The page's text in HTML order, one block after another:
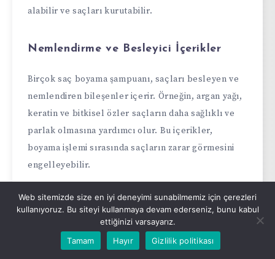
alabilir ve saçları kurutabilir.
Nemlendirme ve Besleyici İçerikler
Birçok saç boyama şampuanı, saçları besleyen ve
nemlendiren bileşenler içerir. Örneğin, argan yağı,
keratin ve bitkisel özler saçların daha sağlıklı ve
parlak olmasına yardımcı olur. Bu içerikler,
boyama işlemi sırasında saçların zarar görmesini
engelleyebilir.
Uzun Süreli Kullanımın Etkileri
Uzun süreli ve sık kullanımda, saç boyama
şampuanları saç renginin birikmesine ve
Web sitemizde size en iyi deneyimi sunabilmemiz için çerezleri
kullanıyoruz. Bu siteyi kullanmaya devam ederseniz, bunu kabul
ettiğinizi varsayarız.
Tamam
Hayır Gizlilik politikası